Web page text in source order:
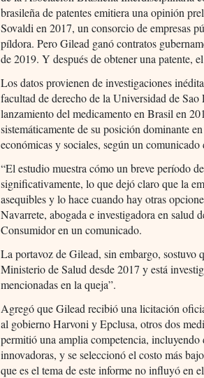
brasileña de patentes emitiera una opinión
Sovaldi en 2017, un consorcio de empresas
píldora. Pero Gilead ganó contratos
de 2019. Y después de obtener una patente,
Los datos provienen de investigaciones
facultad de derecho de la Universidad de
lanzamiento del medicamento en Brasil en
sistemáticamente de su posición dominante
económicas y sociales, según un comunicado
“El estudio muestra cómo un breve período
significativamente, lo que dejó claro que la
asequibles y lo hace cuando hay otras
Navarrete, abogada e investigadora en salud
Consumidor en un comunicado.
La portavoz de Gilead, sin embargo, sostuvo
Ministerio de Salud desde 2017 y está
mencionadas en la queja”.
Agregó que Gilead recibió una licitación
al gobierno Harvoni y Epclusa, otros dos
permitió una amplia competencia, incluyendo
innovadoras, y se seleccionó el costo más
que es el tema de este informe no influyó en